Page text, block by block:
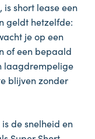
short lease een
geldt hetzelfde:
je op een
of een bepaald
laagdrempelige
blijven zonder
de snelheid en